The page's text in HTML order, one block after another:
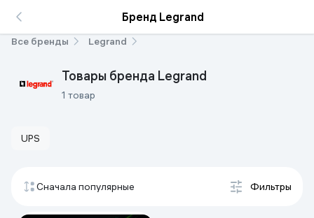
Бренд Legrand
Все бренды Legrand
Товары бренда Legrand
1 товар
UPS
Сначала популярные Фильтры